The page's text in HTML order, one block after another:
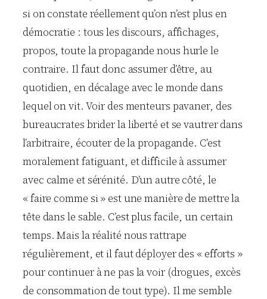
si on constate réellement qu’on n’est plus en
démocratie : tous les discours, affichages,
propos, toute la propagande nous hurle le
contraire. Il faut donc assumer d’être, au
quotidien, en décalage avec le monde dans
lequel on vit. Voir des menteurs pavaner, des
bureaucrates brider la liberté et se vautrer dans
l’arbitraire, écouter de la propagande. C’est
moralement fatiguant, et difficile à assumer
avec calme et sérénité. D’un autre côté, le
« faire comme si » est une manière de mettre la
tête dans le sable. C’est plus facile, un certain
temps. Mais la réalité nous rattrape
régulièrement, et il faut déployer des « efforts »
pour continuer à ne pas la voir (drogues, excès
de consommation de tout type). Il me semble